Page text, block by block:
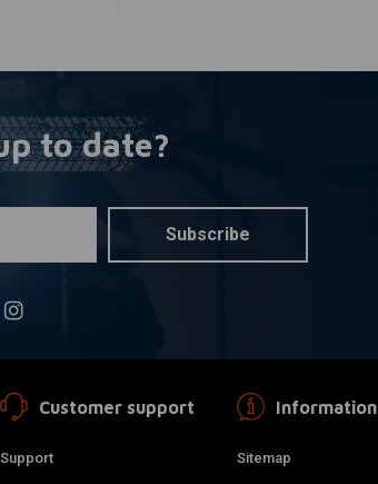
te
ideaal
to date?
Subscribe
Customer support
Support
Information
Sitemap